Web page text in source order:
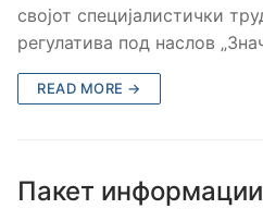
својот специјалистички
регулатива под наслов
READ MORE →
Пакет